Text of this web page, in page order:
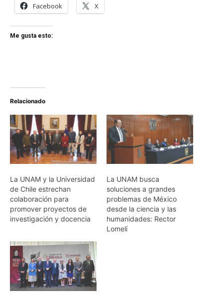
Facebook X
Me gusta esto:
Relacionado
La UNAM y la Universidad
de Chile estrechan
colaboración para
promover proyectos de
investigación y docencia
La UNAM busca
soluciones a grandes
problemas de México
desde la ciencia y las
humanidades: Rector
Lomelí